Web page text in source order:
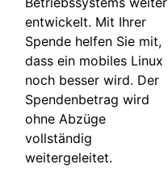
entwickelt. Mit Ihrer
Spende helfen Sie mit,
dass ein mobiles Linux
noch besser wird. Der
Spendenbetrag wird
ohne Abzüge
vollständig
weitergeleitet.